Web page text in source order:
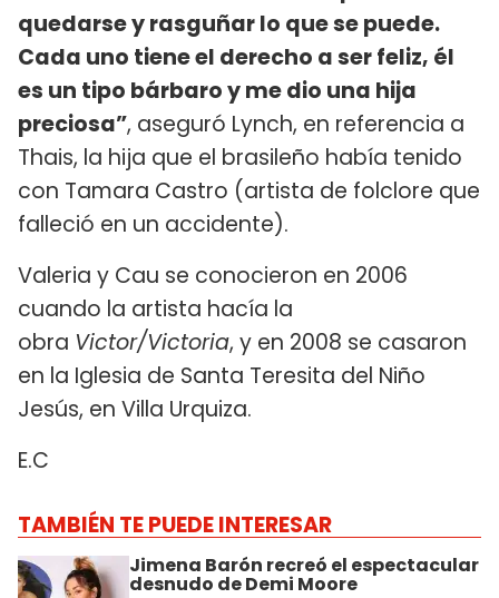
quedarse y rasguñar lo que se puede.
Cada uno tiene el derecho a ser feliz, él
es un tipo bárbaro y me dio una hija
preciosa”, aseguró Lynch, en referencia a
Thais, la hija que el brasileño había tenido
con Tamara Castro (artista de folclore que
falleció en un accidente).
Valeria y Cau se conocieron en 2006
cuando la artista hacía la
obra Victor/Victoria, y en 2008 se casaron
en la Iglesia de Santa Teresita del Niño
Jesús, en Villa Urquiza.
E.C
TAMBIÉN TE PUEDE INTERESAR
Jimena Barón recreó el espectacular
desnudo de Demi Moore